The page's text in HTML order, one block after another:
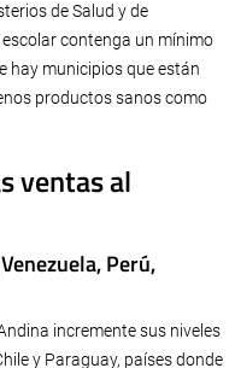
de Salud y de
contenga un mínimo
hay municipios que están
productos sanos como
ventas al
Perú,
incremente sus niveles
y Paraguay, países donde